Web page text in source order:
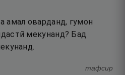
амал оварданд, гумон
мекунанд? Бад
тафсир